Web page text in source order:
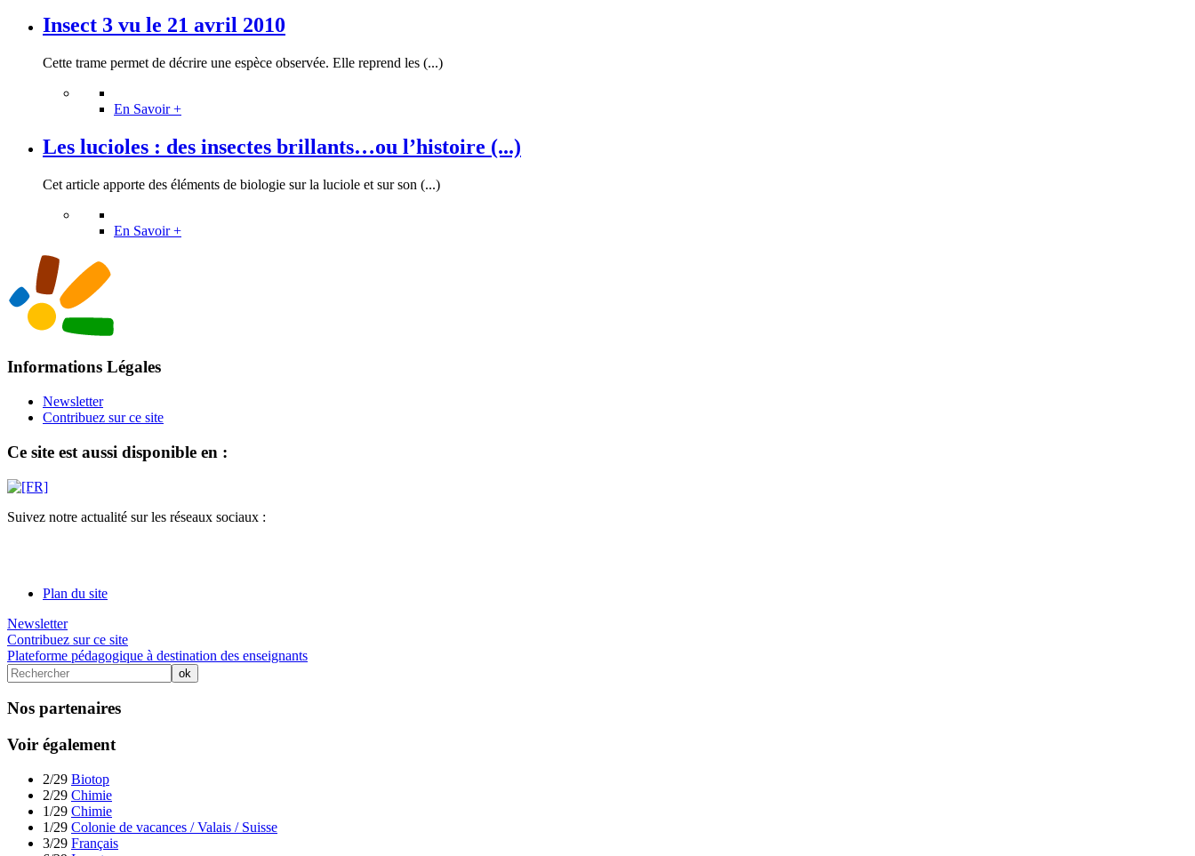
Insect 3 vu le 21 avril 2010
Cette trame permet de décrire une espèce observée. Elle reprend les (...)
En Savoir +
Les lucioles : des insectes brillants…ou l’histoire (...)
Cet article apporte des éléments de biologie sur la luciole et sur son (...)
En Savoir +
Informations Légales
Newsletter
Contribuez sur ce site
Ce site est aussi disponible en :
Suivez notre actualité sur les réseaux sociaux :
Plan du site
Newsletter
Contribuez sur ce site
Plateforme pédagogique à destination des enseignants
Nos partenaires
Voir également
2/29 Biotop
2/29 Chimie
1/29 Chimie
1/29 Colonie de vacances / Valais / Suisse
3/29 Français